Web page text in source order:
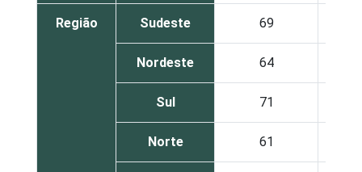
Região Sudeste 69
Nordeste 64
Sul 71
Norte 61